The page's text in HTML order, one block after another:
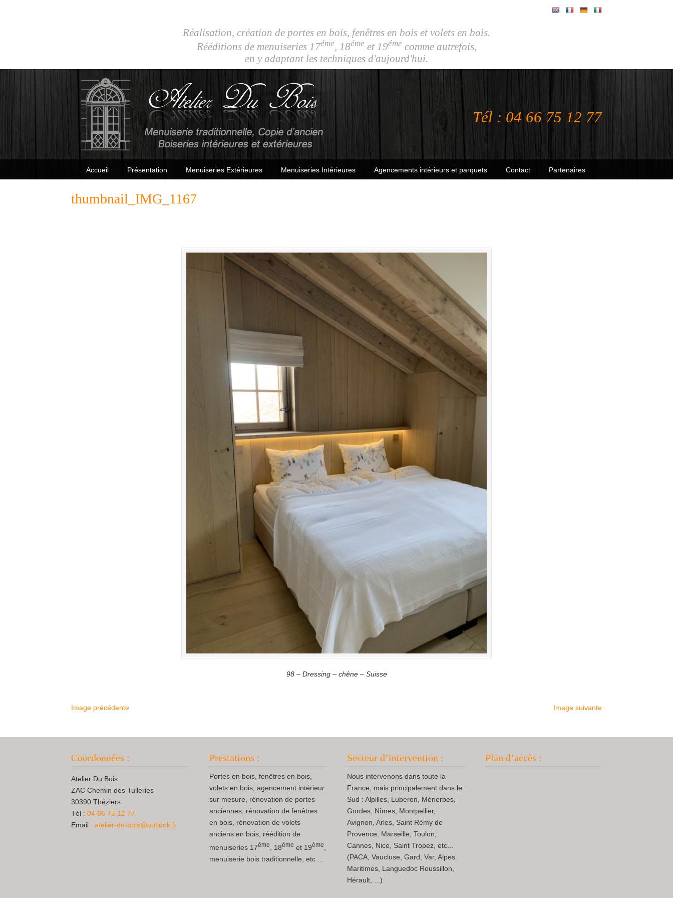
Réalisation, création de portes en bois, fenêtres en bois et volets en bois.
Rééditions de menuiseries 17éme, 18éme et 19éme comme autrefois,
en y adaptant les techniques d'aujourd'hui.
Tél : 04 66 75 12 77
Accueil Présentation Menuiseries Extérieures Menuiseries Intérieures Agencements intérieurs et parquets Contact Partenaires
thumbnail_IMG_1167
98 – Dressing – chêne – Suisse
Image précédente Image suivante
Coordonnées :
Atelier Du Bois
ZAC Chemin des Tuileries
30390 Théziers
Tél : 04 66 75 12 77
Email : atelier-du-bois@outlook.fr
Prestations :
Portes en bois, fenêtres en bois,
volets en bois, agencement intérieur
sur mesure, rénovation de portes
anciennes, rénovation de fenêtres
en bois, rénovation de volets
anciens en bois, réédition de
menuiseries 17ème , 18ème et 19ème
menuiserie bois traditionnelle, etc ...
Secteur d’intervention :
Nous intervenons dans toute la
France, mais principalement dans le
Sud : Alpilles, Luberon, Ménerbes,
Gordes, Nîmes, Montpellier,
Avignon, Arles, Saint Rémy de
Provence, Marseille, Toulon,
Cannes, Nice, Saint Tropez, etc...
(PACA, Vaucluse, Gard, Var, Alpes
Maritimes, Languedoc Roussillon,
Hérault, ...)
Plan d’accès :